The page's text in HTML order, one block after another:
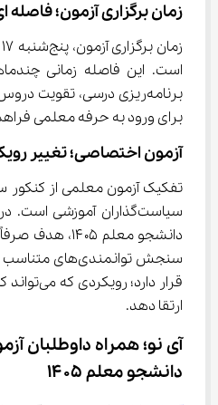
زمان برگزاری آزمون؛ فاصله ‌ای برای آمادگی هدفمند
است. این فاصله زمانی
برنامه‌ریزی درسی، تقویت
برای ورود به حرفه معلمی فراهم
آزمون اختصاصی؛ تغییر
تفکیک آزمون معلمی از کنکور
سیاست‌گذاران آموزشی
دانشجو معلم
سنجش
قرار دارد؛
ارتقا دهد.
آی ‌نو؛ همراه داوطلبان
دانشجو معلم ۱۴۰۵